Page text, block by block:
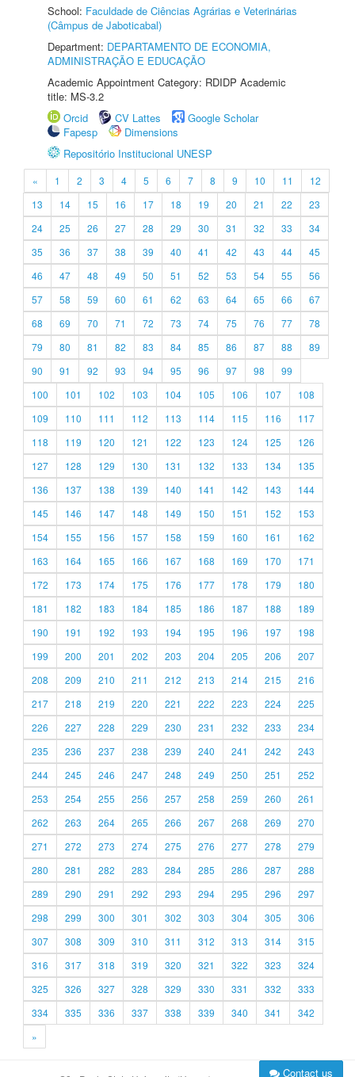
School: Faculdade de Ciências Agrárias e Veterinárias
(Câmpus de Jaboticabal)
Department: DEPARTAMENTO DE ECONOMIA,
ADMINISTRAÇÃO E EDUCAÇÃO
Academic Appointment Category: RDIDP Academic
title: MS-3.2
Orcid
CV Lattes
Google Scholar
Fapesp
Dimensions
Repositório Institucional UNESP
« 1 2 3 4 5 6 7 8 9 10 11
12
13
14 15 16 17 18 19 20 21 22
23
24
25 26 27 28 29 30 31 32 33
34
35
36 37 38 39 40 41 42 43 44
45
46
47 48 49 50 51 52 53 54 55
56
57
58 59 60 61 62 63 64 65 66
67
68
69 70 71 72 73 74 75 76 77
78
79
80 81 82 83 84 85 86 87 88
89
90
91 92 93 94 95 96 97 98
99
100
101 102 103 104 105 106 107
108
109
110 111 112 113 114 115 116
117
118
119 120 121 122 123 124 125
126
127
128 129 130 131 132 133 134
135
136
137 138 139 140 141 142 143
144
145
146 147 148 149 150 151 152
153
154
155 156 157 158 159 160 161
162
163
164 165 166 167 168 169 170
171
172
173 174 175 176 177 178 179
180
181
182 183 184 185 186 187 188
189
190
191 192 193 194 195 196 197
198
199
200 201 202 203 204 205 206
207
208
209 210 211 212 213 214 215
216
217
218 219 220 221 222 223 224
225
226
227 228 229 230 231 232 233
234
235
236 237 238 239 240 241 242
243
244
245 246 247 248 249 250 251
252
253
254 255 256 257 258 259 260
261
262
263 264 265 266 267 268 269
270
271
272 273 274 275 276 277 278
279
280
281 282 283 284 285 286 287
288
289
290 291 292 293 294 295 296
297
298
299 300 301 302 303 304 305
306
307
308 309 310 311 312 313 314
315
316
317 318 319 320 321 322 323
324
325
326 327 328 329 330 331 332
333
334
335 336 337 338 339 340 341
342
»
Contact us